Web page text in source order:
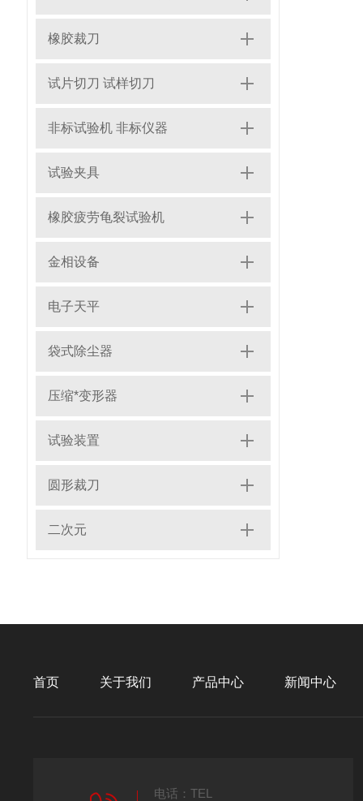
橡胶裁刀
试片切刀 试样切刀
非标试验机 非标仪器
试验夹具
橡胶疲劳龟裂试验机
金相设备
电子天平
袋式除尘器
压缩*变形器
试验装置
圆形裁刀
二次元
首页 关于我们 产品中心 新闻中心
电话：TEL